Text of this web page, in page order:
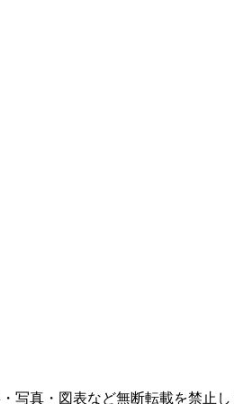
写真・図表など無断転載を禁止